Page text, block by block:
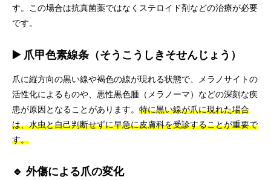
す。この場合は抗真菌薬ではなくステロイド剤などの治療が必要
です。
▶️ 爪甲色素線条（そうこうしきそせんじょう）
爪に縦方向の黒い線や褐色の線が現れる状態で、メラノサイトの
活性化によるものや、悪性黒色腫（メラノーマ）などの深刻な疾
患が原因となることがあります。 特に黒い線が爪に現れた場合
は、水虫と自己判断せずに早急に皮膚科を受診することが重要で
す。
🔹 外傷による爪の変化